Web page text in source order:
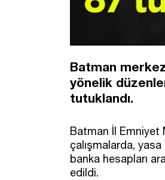
Batman
yönelik
tutuklandı.
Batman İl Emniyet
çalışmalarda,
banka hesapları
edildi.